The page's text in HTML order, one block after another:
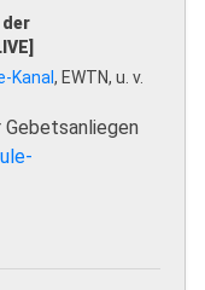
der
Kanal, EWTN, u. v.
Gebetsanliegen